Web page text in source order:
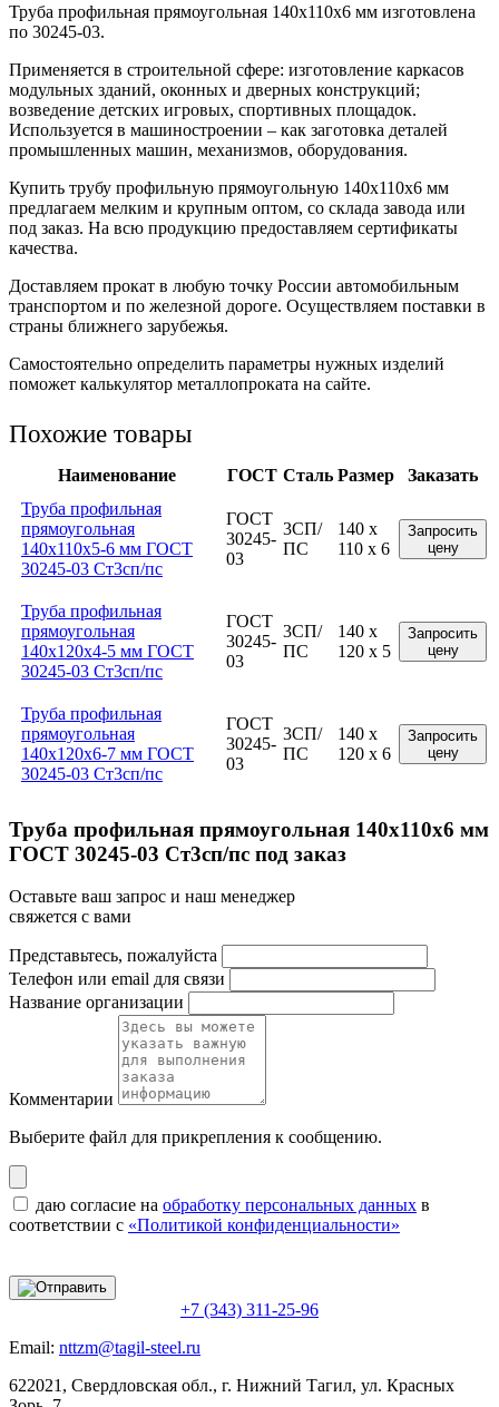
Труба профильная прямоугольная 140х110х6 мм изготовлена
по 30245-03.
Применяется в строительной сфере: изготовление каркасов
модульных зданий, оконных и дверных конструкций;
возведение детских игровых, спортивных площадок.
Используется в машиностроении – как заготовка деталей
промышленных машин, механизмов, оборудования.
Купить трубу профильную прямоугольную 140х110х6 мм
предлагаем мелким и крупным оптом, со склада завода или
под заказ. На всю продукцию предоставляем сертификаты
качества.
Доставляем прокат в любую точку России автомобильным
транспортом и по железной дороге. Осуществляем поставки в
страны ближнего зарубежья.
Самостоятельно определить параметры нужных изделий
поможет калькулятор металлопроката на сайте.
Похожие товары
Наименование ГОСТ Сталь Размер
Заказать
Труба профильная
прямоугольная
140x110x5-6 мм ГОСТ
30245-03 Ст3сп/пс
ГОСТ
30245-
03
3СП/
ПС
140 x
110 x 6
Запросить
цену
Труба профильная
прямоугольная
140x120x4-5 мм ГОСТ
30245-03 Ст3сп/пс
ГОСТ
30245-
03
3СП/
ПС
140 x
120 x 5
Запросить
цену
Труба профильная
прямоугольная
140x120x6-7 мм ГОСТ
30245-03 Ст3сп/пс
ГОСТ
30245-
03
3СП/
ПС
140 x
120 x 6
Запросить
цену
Труба профильная прямоугольная 140x110x6 мм
ГОСТ 30245-03 Ст3сп/пс под заказ
Оставьте ваш запрос и наш менеджер
свяжется с вами
Представьтесь, пожалуйста
Телефон или email для связи
Название организации
Комментарии
Выберите файл для прикрепления к сообщению.
даю согласие на обработку персональных данных в
соответствии с «Политикой конфиденциальности»
+7 (343) 311-25-96
Email: nttzm@tagil-steel.ru
622021, Свердловская обл., г. Нижний Тагил, ул. Красных